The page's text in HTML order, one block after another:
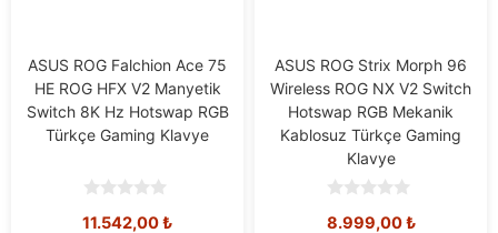
ASUS ROG Falchion Ace 75
HE ROG HFX V2 Manyetik
Switch 8K Hz Hotswap RGB
Türkçe Gaming Klavye
o
11.542,00₺
ASUS ROG Strix Morph 96
Wireless ROG NX V2 Switch
Hotswap RGB Mekanik
Kablosuz Türkçe Gaming
Klavye
o
8.999,00₺